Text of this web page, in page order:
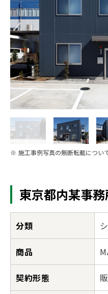
※ 施工事例写真の無断転載につい
東京都内某事
分類
商品
契約形態